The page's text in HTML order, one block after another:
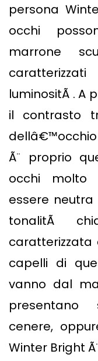
persona
occhi
marrone
luminositÃ . A
il contrasto
Ã¨ proprio
occhi molto
essere
tonalitÃ
caratterizzata
capelli di
vanno dal
cenere,
Winter Bright